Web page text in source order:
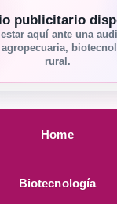
publicitario
aquí ante una
rural.
Home
Biotecnología